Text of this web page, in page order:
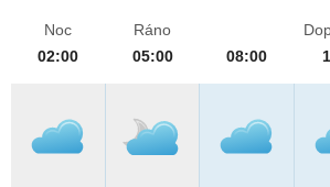
Noc
02:00
Ráno
05:00
08:00